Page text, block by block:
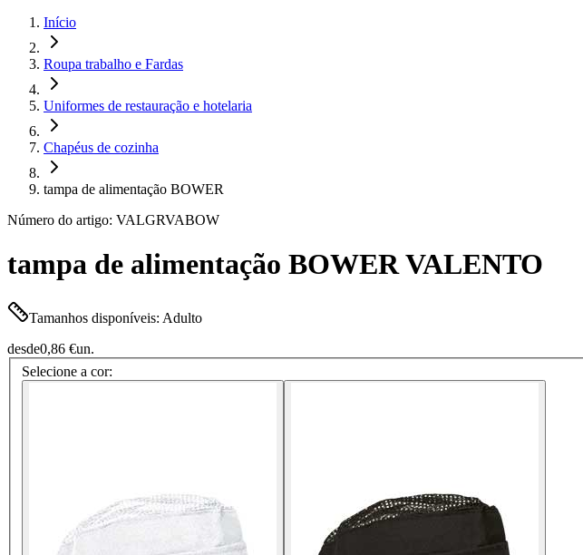
Início
Roupa trabalho e Fardas
Uniformes de restauração e hotelaria
Chapéus de cozinha
tampa de alimentação BOWER
Número do artigo: VALGRVABOW
tampa de alimentação BOWER VALENTO
Tamanhos disponíveis: Adulto
desde0,86 €un.
Selecione a cor: